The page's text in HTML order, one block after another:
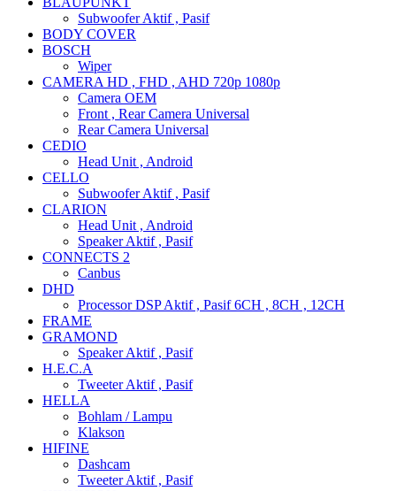
Subwoofer Aktif , Pasif
BODY COVER
BOSCH
Wiper
CAMERA HD , FHD , AHD 720p 1080p
Camera OEM
Front , Rear Camera Universal
Rear Camera Universal
CEDIO
Head Unit , Android
CELLO
Subwoofer Aktif , Pasif
CLARION
Head Unit , Android
Speaker Aktif , Pasif
CONNECTS 2
Canbus
DHD
Processor DSP Aktif , Pasif 6CH , 8CH , 12CH
FRAME
GRAMOND
Speaker Aktif , Pasif
H.E.C.A
Tweeter Aktif , Pasif
HELLA
Bohlam / Lampu
Klakson
HIFINE
Dashcam
Tweeter Aktif , Pasif